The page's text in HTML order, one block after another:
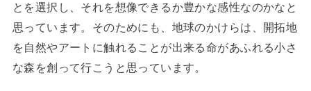
とを選択し、それを想像できるか豊かな感性なのかなと
思っています。そのためにも、地球のかけらは、開拓地
を自然やアートに触れることが出来る命があふれる小さ
な森を創って行こうと思っています。